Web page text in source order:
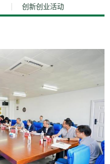
创新创业活动